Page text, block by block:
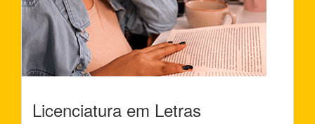
Licenciatura em Letras